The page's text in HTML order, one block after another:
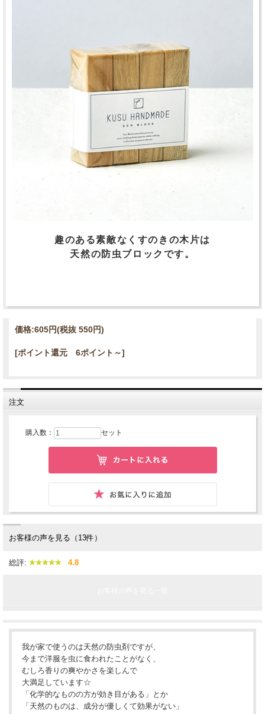
趣のある素敵なくすのきの木片は
天然の防虫ブロックです。
価格:605円(税抜 550円)
[ポイント還元 6ポイント～]
注文
購入数： セット
お客様の声を見る（13件）
総評: 4.8
我が家で使うのは天然の防虫剤ですが、
今まで洋服を虫に食われたことがなく、
むしろ香りの爽やかさを楽しんで
大満足しています☆
「化学的なものの方が効き目がある」とか
「天然のものは、成分が優しくて効果がない」